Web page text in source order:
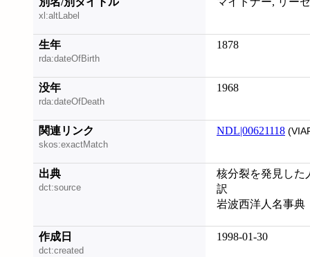
xl:altLabel
生年
rda:dateOfBirth
1878
没年
rda:dateOfDeath
1968
関連リンク
skos:exactMatch
NDL|00621118
出典
dct:source
核分裂を発見した
訳
岩波西洋人名事典
作成日
dct:created
1998-01-30